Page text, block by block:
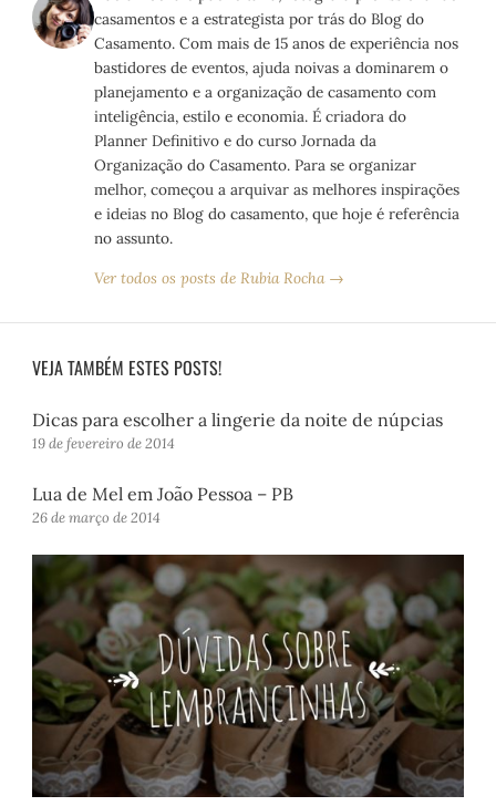
casamentos e a estrategista por trás do Blog do
Casamento. Com mais de 15 anos de experiência nos
bastidores de eventos, ajuda noivas a dominarem o
planejamento e a organização de casamento com
inteligência, estilo e economia. É criadora do
Planner Definitivo e do curso Jornada da
Organização do Casamento. Para se organizar
melhor, começou a arquivar as melhores inspirações
e ideias no Blog do casamento, que hoje é referência
no assunto.
Ver todos os posts de Rubia Rocha →
VEJA TAMBÉM ESTES POSTS!
Dicas para escolher a lingerie da noite de núpcias
19 de fevereiro de 2014
Lua de Mel em João Pessoa – PB
26 de março de 2014